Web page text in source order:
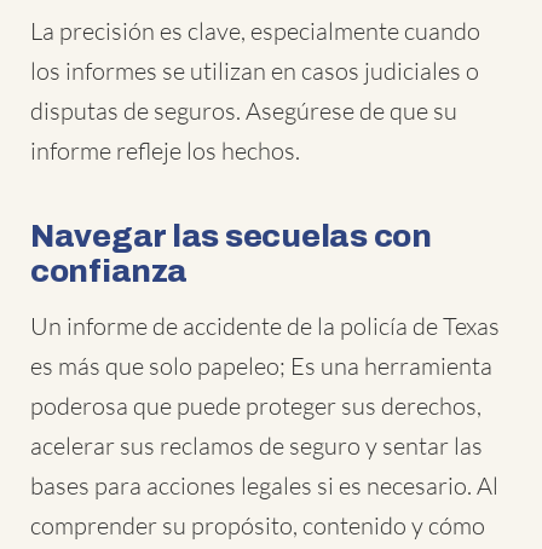
La precisión es clave, especialmente cuando
los informes se utilizan en casos judiciales o
disputas de seguros. Asegúrese de que su
informe refleje los hechos.
Navegar las secuelas con
confianza
Un informe de accidente de la policía de Texas
es más que solo papeleo; Es una herramienta
poderosa que puede proteger sus derechos,
acelerar sus reclamos de seguro y sentar las
bases para acciones legales si es necesario. Al
comprender su propósito, contenido y cómo